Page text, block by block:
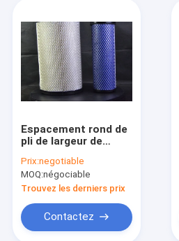
Espacement rond de
pli de largeur de
2000mm de filtre à
air de moteur
Prix:negotiable
MOQ:négociable
Trouvez les derniers prix
Contactez